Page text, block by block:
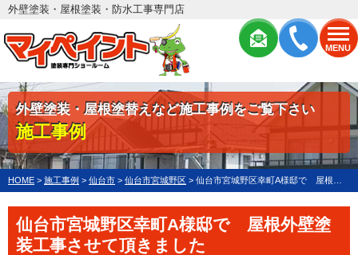
MENU
外壁塗装・屋根塗装・防水工事専門店
外壁塗装・屋根塗替えなど施工事例をご覧下さい
施工事例
HOME > 施工事例 > 仙台市 > 仙台市宮城野区 > 仙台市宮城野区幸町A様邸で 屋根外壁塗装工事させて頂きました
仙台市宮城野区幸町A様邸で 屋根外壁塗
装工事させて頂きました